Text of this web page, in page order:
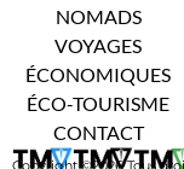
NOMADS
VOYAGES
ÉCONOMIQUES
ÉCO-TOURISME
CONTACT
Copyright ©2026 Tous